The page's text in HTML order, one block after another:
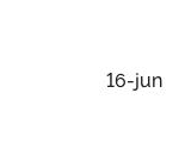
16-jun